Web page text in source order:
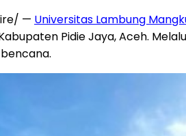
— Universitas Lambung
Pidie Jaya,Aceh.